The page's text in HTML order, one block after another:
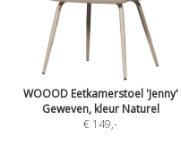
WOOOD Eetkamerstoel 'Jenny'
Geweven, kleur Naturel
€ 149,-